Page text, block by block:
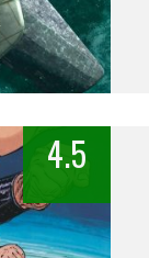
«
DR WERTHAM / L’HOMME QUI ÉTUDIA LES TUEURS EN SÉRIE » - UN MÉTIER À RISQUE !
4.5